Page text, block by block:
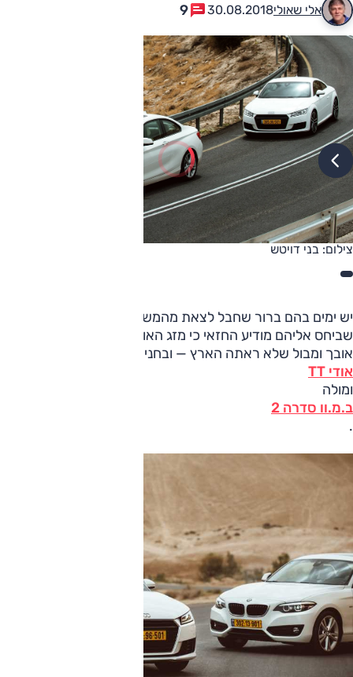
אלי שאולי30.08.2018
9
צילום: בני דויטש
יש ימים בהם ברור שחבל לצאת מהמשרד. למשל, אותם ימים
שביחס אליהם מודיע החזאי כי מזג האוויר הפכפך, וישלב גל חום,
אובך ומבול שלא ראתה הארץ — ובחניה, לא תיבת נוח אלא
אודי TT
ומולה
ב.מ.וו סדרה 2
.